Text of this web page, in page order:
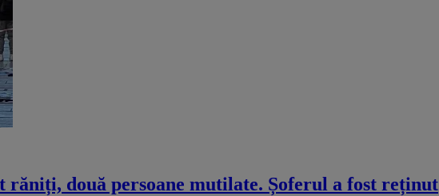
două persoane mutilate. Șoferul a fost reținut